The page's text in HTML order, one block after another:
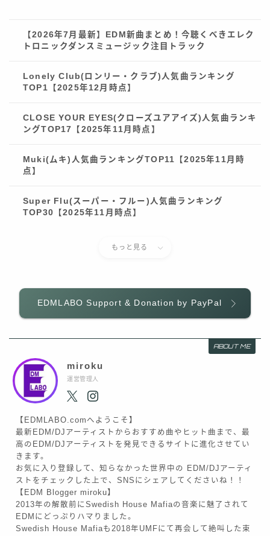
【2026年7月最新】EDM新曲まとめ！今聴くべきエレク
トロニックダンスミュージック注目トラック
Lonely Club(ロンリー・クラブ)人気曲ランキング
TOP1【2025年12月時点】
CLOSE YOUR EYES(クローズユアアイズ)人気曲ランキ
ングTOP17【2025年11月時点】
Muki(ムキ)人気曲ランキングTOP11【2025年11月時
点】
Super Flu(スーパー・フルー)人気曲ランキング
TOP30【2025年11月時点】
もっと見る
EDMLABO Support & Donation by PayPal
ABOUT ME
miroku
運営管理人
【EDMLABO.comへようこそ】
最新EDM/DJアーティストからおすすめ曲やヒット曲まで、最
高のEDM/DJアーティストを発見できるサイトに進化させてい
きます。
お気に入り登録して、知らなかった世界中の EDM/DJアーティ
ストをチェックした上で、SNSにシェアしてくださいね！！
【EDM Blogger miroku】
2013年の解散前にSwedish House Mafiaの音楽に魅了されて
EDMにどっぷりハマりました。
Swedish House Mafiaも2018年UMFにて再会して絶叫した束